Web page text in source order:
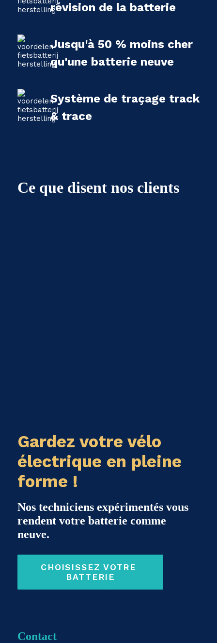
révision de la batterie
Jusqu'à 50 % moins cher
qu'une batterie neuve
Système de traçage track
& trace
Ce que disent nos clients
Gardez votre vélo
électrique en pleine
forme !
Nos techniciens expérimentés vous
rendent votre batterie comme
neuve.
CHOISISSEZ VOTRE
BATTERIE
Contact